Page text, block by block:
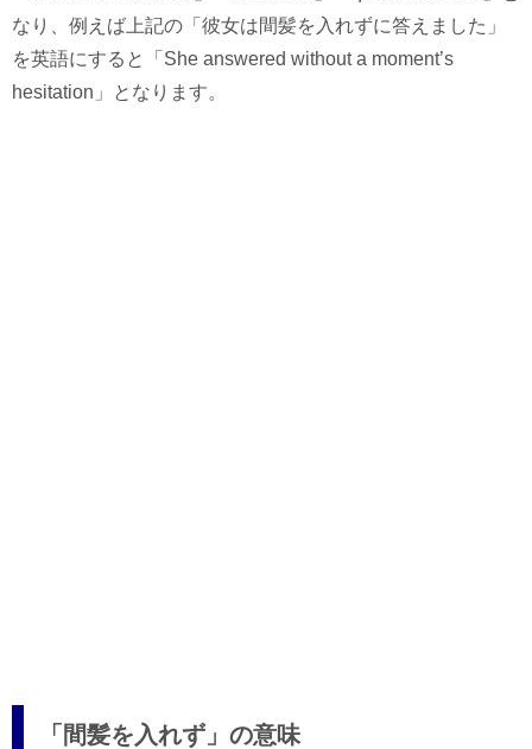
なり、例えば上記の「彼女は間髪を入れずに答えました」
を英語にすると「She answered without a moment’s
hesitation」となります。
「間髪を入れず」の意味